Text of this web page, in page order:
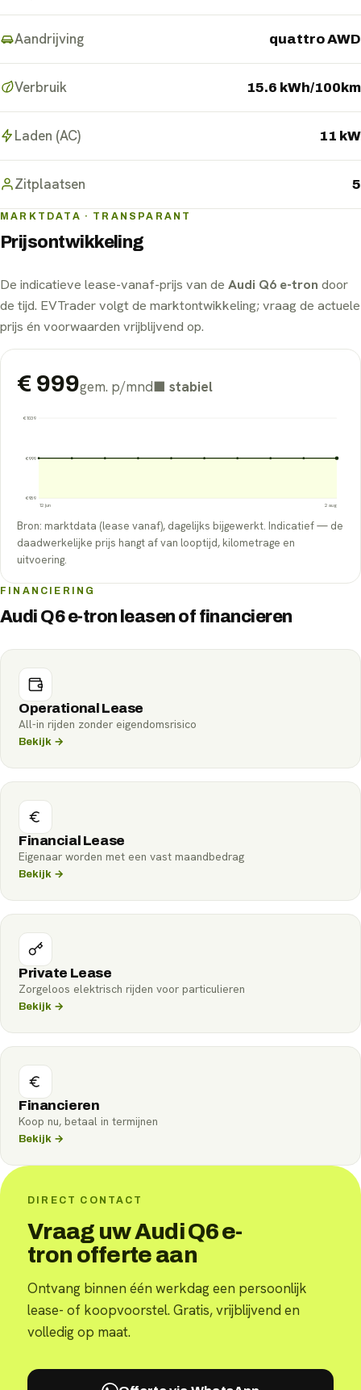
Aandrijving quattro AWD
Verbruik 15.6 kWh/100km
Laden (AC) 11 kW
Zitplaatsen 5
MARKTDATA · TRANSPARANT
Prijsontwikkeling
De indicatieve lease-vanaf-prijs van de Audi Q6 e-tron door
de tijd. EVTrader volgt de marktontwikkeling; vraag de actuele
prijs én voorwaarden vrijblijvend op.
€ 999gem. p/mnd■ stabiel
€1039
€999
€959
12 jun
2 aug
Bron: marktdata (lease vanaf), dagelijks bijgewerkt. Indicatief — de
daadwerkelijke prijs hangt af van looptijd, kilometrage en
uitvoering.
FINANCIERING
Audi Q6 e-tron leasen of financieren
Operational Lease
All-in rijden zonder eigendomsrisico
Bekijk →
Financial Lease
Eigenaar worden met een vast maandbedrag
Bekijk →
Private Lease
Zorgeloos elektrisch rijden voor particulieren
Bekijk →
Financieren
Koop nu, betaal in termijnen
Bekijk →
DIRECT CONTACT
Vraag uw Audi Q6 e-
tron offerte aan
Ontvang binnen één werkdag een persoonlijk
lease- of koopvoorstel. Gratis, vrijblijvend en
volledig op maat.